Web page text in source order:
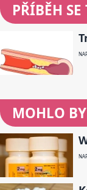
PŘÍBĚH
MOHLO